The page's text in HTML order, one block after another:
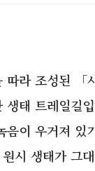
따라 조성된 「
생태 트레일길
음이 우거져 있
시 생태가 그